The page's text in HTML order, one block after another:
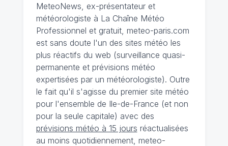
MeteoNews, ex-présentateur et
météorologiste à La Chaîne Météo
Professionnel et gratuit, meteo-paris.com
est sans doute l'un des sites météo les
plus réactifs du web (surveillance quasi-
permanente et prévisions météo
expertisées par un météorologiste). Outre
le fait qu'il s'agisse du premier site météo
pour l'ensemble de Ile-de-France (et non
pour la seule capitale) avec des
prévisions météo à 15 jours réactualisées
au moins quotidiennement, meteo-